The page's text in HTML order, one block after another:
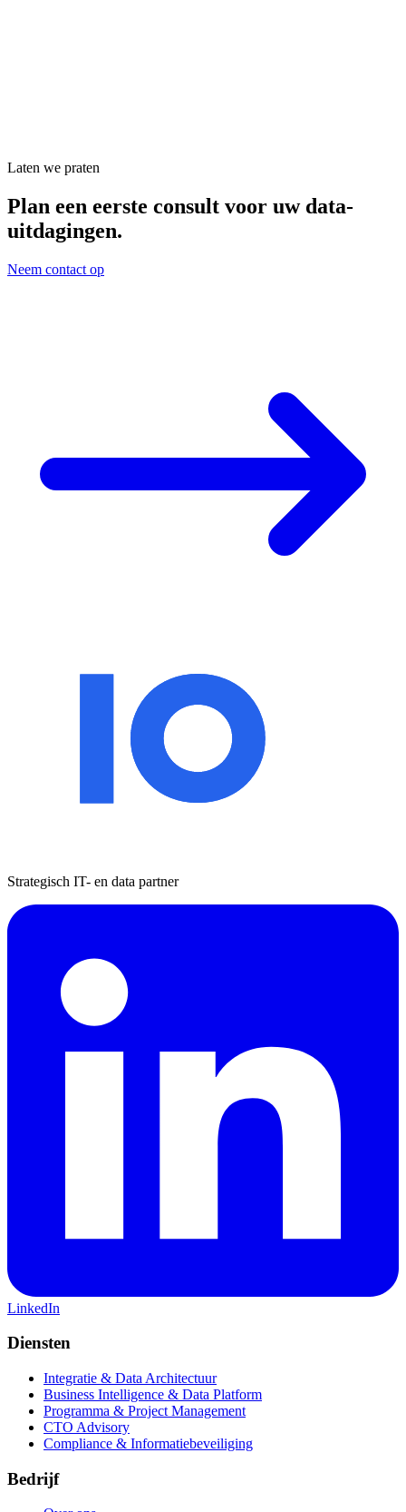
Laten we praten
Plan een eerste consult voor uw data-
uitdagingen.
Neem contact op
Strategisch IT- en data partner
LinkedIn
Diensten
Integratie & Data Architectuur
Business Intelligence & Data Platform
Programma & Project Management
CTO Advisory
Compliance & Informatiebeveiliging
Bedrijf